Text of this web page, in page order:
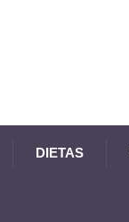
DIETAS